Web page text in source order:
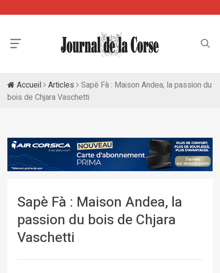
Accueil Articles
Sapè Fà : Maison Andea, la passion du
bois de Chjara Vaschetti
Sapè Fà : Maison Andea, la
passion du bois de Chjara
Vaschetti